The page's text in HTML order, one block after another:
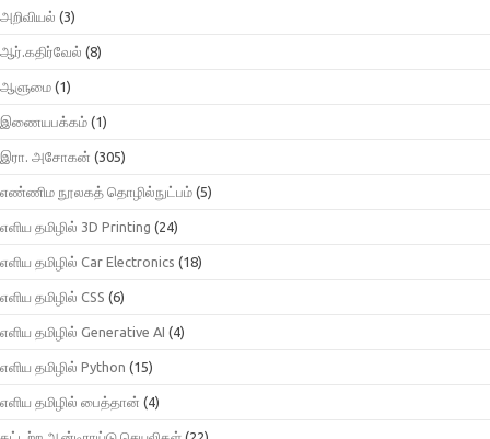
அறிவியல் (3)
ஆர்.கதிர்வேல் (8)
ஆளுமை (1)
இணையபக்கம் (1)
இரா. அசோகன் (305)
எண்ணிம நூலகத் தொழில்நுட்பம் (5)
எளிய தமிழில் 3D Printing (24)
எளிய தமிழில் Car Electronics (18)
எளிய தமிழில் CSS (6)
எளிய தமிழில் Generative AI (4)
எளிய தமிழில் Python (15)
எளிய தமிழில் பைத்தான் (4)